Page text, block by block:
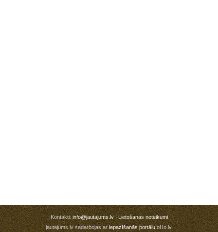
Kontakti:info@jautajums.lv|Lietošanas noteikumi
jautajums.lv sadarbojas ariepazīšanās portāluoHo.lv.